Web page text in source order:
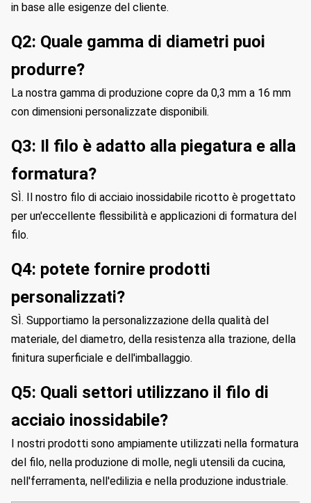
in base alle esigenze del cliente.
Q2: Quale gamma di diametri puoi
produrre?
La nostra gamma di produzione copre da 0,3 mm a 16 mm
con dimensioni personalizzate disponibili.
Q3: Il filo è adatto alla piegatura e alla
formatura?
SÌ. Il nostro filo di acciaio inossidabile ricotto è progettato
per un'eccellente flessibilità e applicazioni di formatura del
filo.
Q4: potete fornire prodotti
personalizzati?
SÌ. Supportiamo la personalizzazione della qualità del
materiale, del diametro, della resistenza alla trazione, della
finitura superficiale e dell'imballaggio.
Q5: Quali settori utilizzano il filo di
acciaio inossidabile?
I nostri prodotti sono ampiamente utilizzati nella formatura
del filo, nella produzione di molle, negli utensili da cucina,
nell'ferramenta, nell'edilizia e nella produzione industriale.